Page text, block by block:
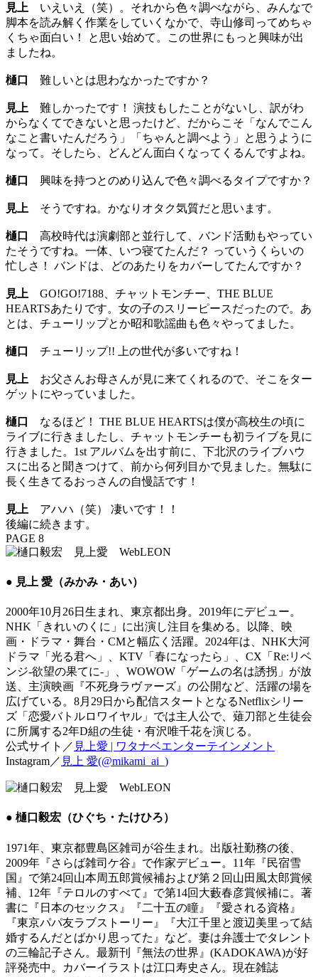
見上 いえいえ（笑）。それから色々調べながら、みんなで
脚本を読み解く作業をしていくなかで、寺山修司ってめちゃ
くちゃ面白い！ と思い始めて。この世界にもっと興味が出
ましたね。
樋口 難しいとは思わなかったですか？
見上 難しかったです！ 演技もしたことがないし、訳がわ
からなくてできないと思ったけど、だからこそ「なんでこん
なこと書いたんだろう」「ちゃんと調べよう」と思うように
なって。そしたら、どんどん面白くなってくるんですよね。
樋口 興味を持つとのめり込んで色々調べるタイプですか？
見上 そうですね。かなりオタク気質だと思います。
樋口
高校時代は演劇部と並行して、バンド活動もやってい
たそうですね。一体、いつ寝てたんだ？ っていうくらいの
忙しさ！ バンドは、どのあたりをカバーしてたんですか？
見上 GO!GO!7188、チャットモンチー、THE BLUE
HEARTSあたりです。女の子のスリーピースだったので。あ
とは、チューリップとか昭和歌謡曲も色々やってました。
樋口 チューリップ!! 上の世代が多いですね！
見上 お父さんお母さんが見に来てくれるので、そこをター
ゲットにやっていました。
樋口
なるほど！ THE BLUE HEARTSは僕が高校生の頃に
ライブに行きましたし、チャットモンチーも初ライブを見に
行きました。1st アルバムを出す前に、下北沢のライブハウ
スに出ると聞きつけて、前から何列目かで見ました。無駄に
長く生きてるおっさんの自慢話です！
見上 アハハ（笑） 凄いです！！
後編に続きます。
PAGE 8
● 見上 愛（みかみ・あい）
2000年10月26日生まれ、東京都出身。2019年にデビュー。
NHK「きれいのくに」に出演し注目を集める。以降、映
画・ドラマ・舞台・CMと幅広く活躍。2024年は、NHK大河
ドラマ「光る君へ」、KTV「春になったら」、CX「Re:リベ
ンジ-欲望の果てに-」、WOWOW「ゲームの名は誘拐」が放
送、主演映画『不死身ラヴァーズ』の公開など、活躍の場を
広げている。8月29日から配信スタートとなるNetflixシリー
ズ「恋愛バトルロワイヤル」では主人公で、薙刀部と生徒会
に所属する2年D組の生徒・有沢唯千花を演じる。
公式サイト／ 見上愛 | ワタナベエンターテインメント
Instagram／ 見上 愛(@mikami_ai_)
● 樋口毅宏（ひぐち・たけひろ）
1971年、東京都豊島区雑司が谷生まれ。出版社勤務の後、
2009年『さらば雑司ケ谷』で作家デビュー。11年『民宿雪
国』で第24回山本周五郎賞候補および第２回山田風太郎賞候
補、12年『テロルのすべて』で第14回大藪春彦賞候補に。著
書に『日本のセックス』『二十五の瞳』『愛される資格』
『東京パパ友ラブストーリー』『大江千里と渡辺美里って結
婚するんだとばかり思ってた』など。妻は弁護士でタレント
の三輪記子さん。最新刊『無法の世界』(KADOKAWA)が好
評発売中。カバーイラストは江口寿史さん。現在雑誌